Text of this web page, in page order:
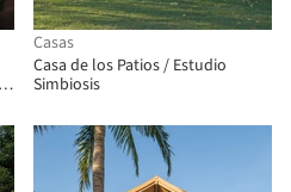
Casas
Casa de los Patios / Estudio
Simbiosis